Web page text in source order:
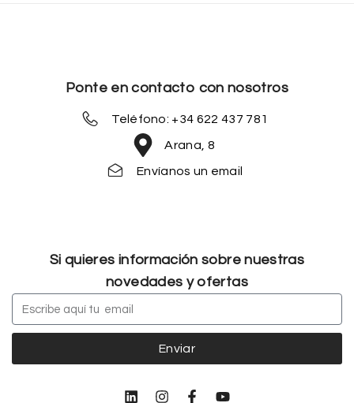
Ponte en contacto con nosotros
Teléfono: +34 622 437 781
Arana, 8
Envíanos un email
Si quieres información sobre nuestras
novedades y ofertas
Enviar